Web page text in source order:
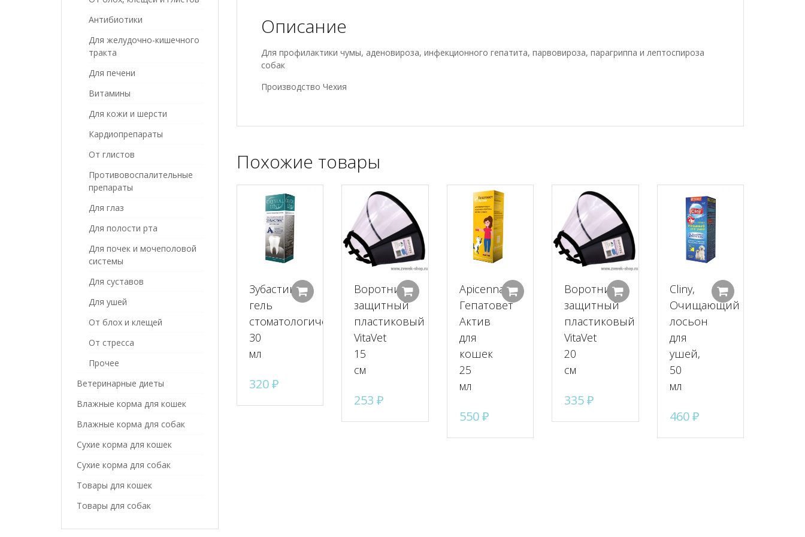
Описание
Для профилактики чумы, аденовироза, инфекционного гепатита, парвовироза, парагриппа и лептоспироза
собак
Производство Чехия
Похожие товары
Зубастик
гель
стоматологический,
30
мл
320₽
Добавить в корзину
Воротник
защитный
пластиковый
VitaVet
15
см
253 ₽
Добавить в корзину
Apicenna
Гепатовет
Актив
для
кошек
25
мл
550₽
Добавить в корзину
Воротник
защитный
пластиковый
VitaVet
20
см
335₽
Добавить в корзину
Cliny,
Очищающий
лосьон
для
ушей,
50
мл
460₽
Антибиотики
Для желудочно-кишечного
тракта
Для печени
Витамины
Для кожи и шерсти
Кардиопрепараты
От глистов
Противовоспалительные
препараты
Для глаз
Для полости рта
Для почек и мочеполовой
системы
Для суставов
Для ушей
От блох и клещей
От стресса
Прочее
Ветеринарные диеты
Влажные корма для кошек
Влажные корма для собак
Сухие корма для кошек
Сухие корма для собак
Товары для кошек
Товары для собак